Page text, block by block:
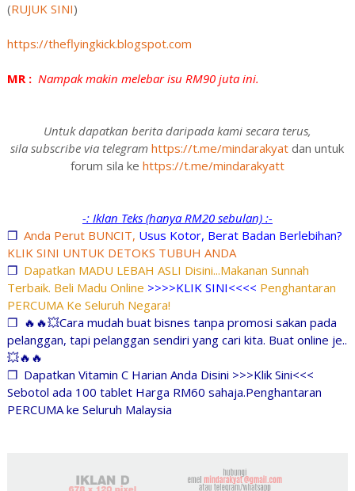
(RUJUK SINI)
https://theflyingkick.blogspot.com
MR :Nampak makin melebar isu RM90 juta ini.
Untuk dapatkan berita daripada kami secara terus,
sila subscribe via telegram https://t.me/mindarakyat dan untuk
forum sila ke https://t.me/mindarakyatt
-: Iklan Teks (hanya RM20 sebulan) :-
❐ Anda Perut BUNCIT, Usus Kotor, Berat Badan Berlebihan?
KLIK SINI UNTUK DETOKS TUBUH ANDA
❐ Dapatkan MADU LEBAH ASLI Disini...Makanan Sunnah
Terbaik. Beli Madu Online >>>>KLIK SINI<<<< Penghantaran
PERCUMA Ke Seluruh Negara!
❐ 🔥🔥💥Cara mudah buat bisnes tanpa promosi sakan pada
pelanggan, tapi pelanggan sendiri yang cari kita. Buat online je..
💥🔥🔥
❐ Dapatkan Vitamin C Harian Anda Disini >>>Klik Sini<<<
Sebotol ada 100 tablet Harga RM60 sahaja.Penghantaran
PERCUMA ke Seluruh Malaysia